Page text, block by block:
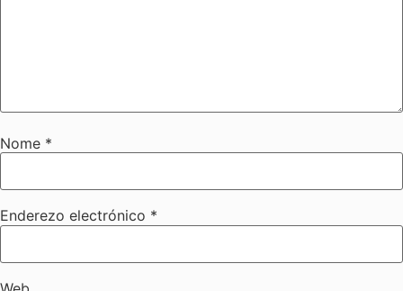
Nome *
Enderezo electrónico *